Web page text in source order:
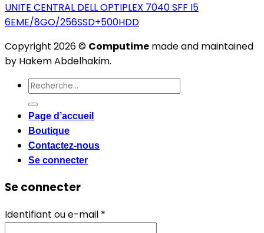
UNITE CENTRAL DELL OPTIPLEX 7040 SFF I5
6EME/8GO/256SSD+500HDD
Copyright 2026 © Computime made and maintained
by Hakem Abdelhakim.
Recherche
pour :
Page d’accueil
Boutique
Contactez-nous
Se connecter
Se connecter
Identifiant ou e-mail *